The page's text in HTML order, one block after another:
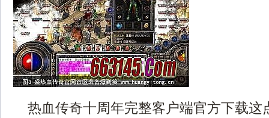
热血传奇十周年完整客户端官方下载这